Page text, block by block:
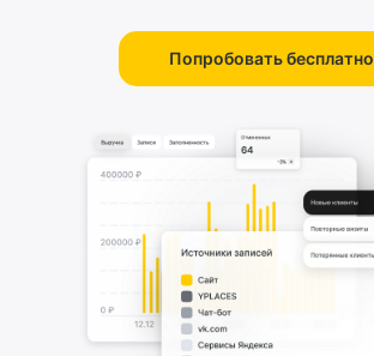
Попробовать бесплатно